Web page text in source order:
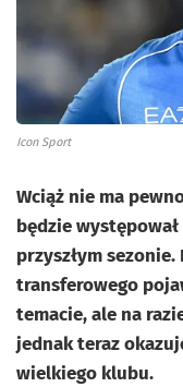
Icon Sport
Wciąż nie ma
będzie
przyszłym
transferowego
temacie, ale na
jednak teraz
wielkiego klubu.